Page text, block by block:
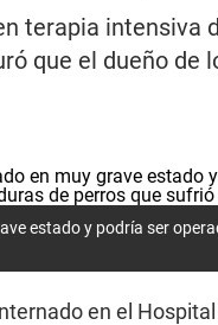
terapia
que el dueño
estado y podría ser
en el